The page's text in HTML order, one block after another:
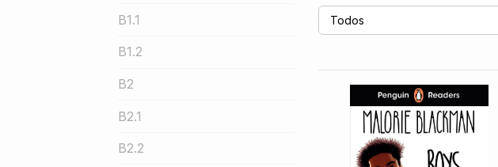
B1.1
B1.2
B2
B2.1
B2.2